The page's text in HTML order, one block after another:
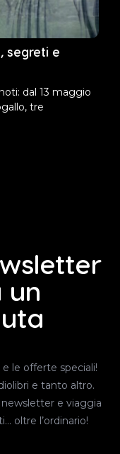
segreti e
dal 13 maggio
tre
un
le offerte speciali!
e tanto altro.
e viaggia
oltre l’ordinario!